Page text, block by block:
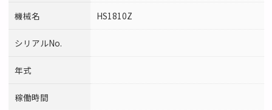
機械名 HS1810Z
シリアルNo.
年式
稼働時間